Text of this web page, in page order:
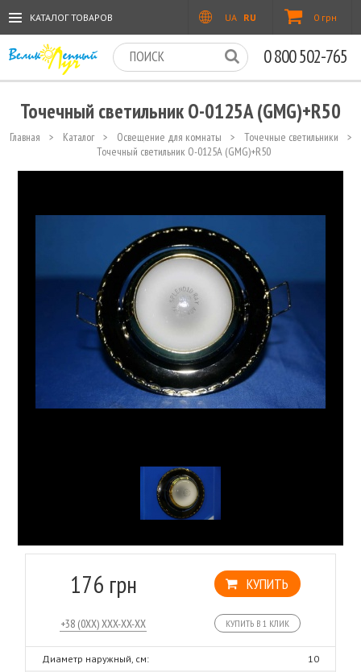
0 грн
UA RU
КАТАЛОГ ТОВАРОВ
0 800 502-765
Точечный светильник O-0125A (GMG)+R50
Главная > Каталог > Освещение для комнаты > Точечные светильники
>
Точечный светильник O-0125A (GMG)+R50
176 грн КУПИТЬ
КУПИТЬ В 1 КЛИК
Диаметр наружный, см:
10